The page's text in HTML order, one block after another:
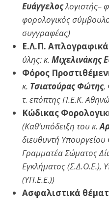
Ευάγγελοςλογιστής–
φορολογικός
συγγραφέας)
Ε.Λ.Π.
ύλης: κ. Μιχελινάκης
Φόρος
κ. Τσιατούρας Φώτης,
τ. επόπτης Π.Ε.Κ.
Κώδικας
(Καθ’υπόδειξη του κ.
διευθυντή Υπουργείου
Γραμματέα Σώματος
Εγκλήματος (Σ.Δ.Ο.Ε.),
(ΥΠ.Ε.Ε.))
Ασφαλιστικά